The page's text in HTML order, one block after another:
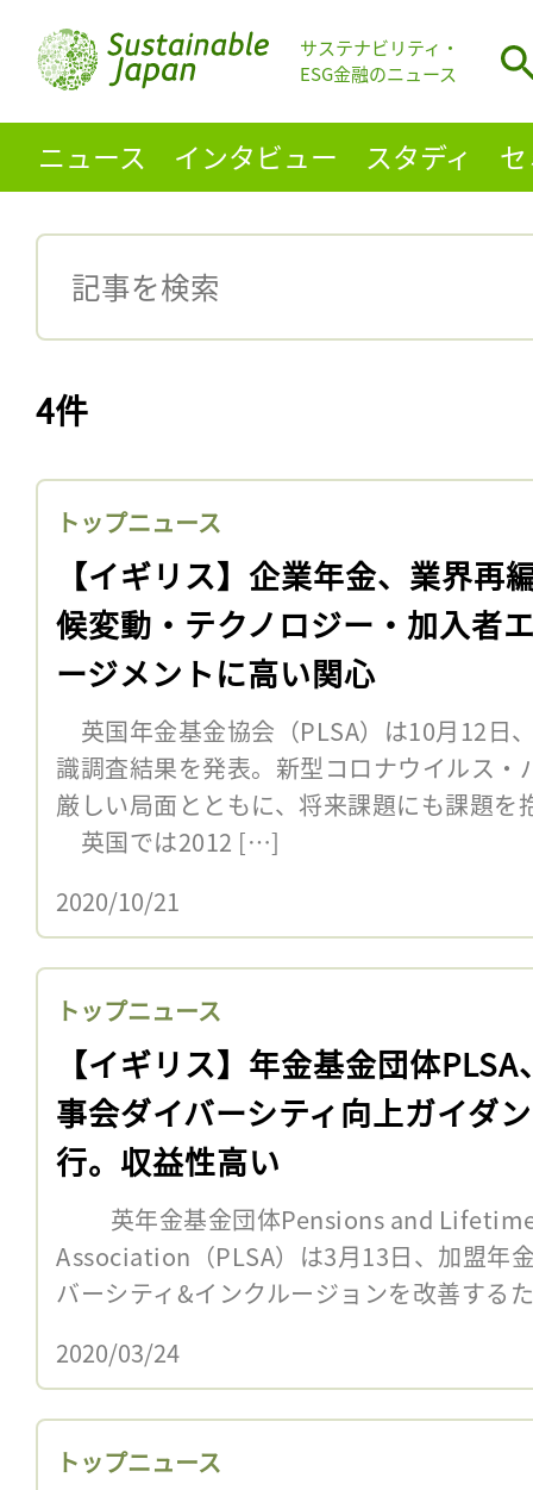
サステナビリティ・
ESG金融のニュース
ニュース インタビュー スタディ
4件
トップニュース
【イギリス】企業年金、業界再
候変動・テクノロジー・加入者
ージメントに高い関心
英国年金基金協会（PLSA）は10月12日
識調査結果を発表。新型コロナウイルス
厳しい局面とともに、将来課題にも課題を
英国では2012 […]
2020/10/21
トップニュース
【イギリス】年金基金団体PLSA
事会ダイバーシティ向上ガイダ
行。収益性高い
英年金基金団体Pensions and
Association（PLSA）は3月13日、加盟年
バーシティ&インクルージョンを改善する
2020/03/24
トップニュース